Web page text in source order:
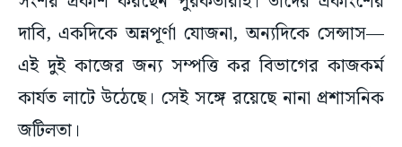
দাবি, একদিকে অন্নপূর্ণা যোজনা, অন্যদিকে সেন্সাস—
এই দুই কাজের জন্য সম্পত্তি কর বিভাগের কাজকর্ম
কার্যত লাটে উঠেছে। সেই সঙ্গে রয়েছে নানা প্রশাসনিক
জটিলতা।